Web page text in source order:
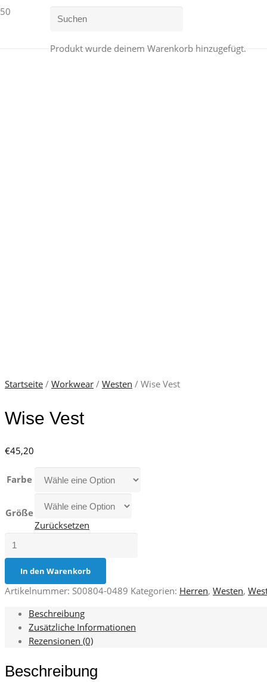
Produkt wurde deinem Warenkorb hinzugefügt.
Startseite / Workwear / Westen / Wise Vest
Wise Vest
€45,20
Farbe
Größe
Zurücksetzen
Wise
MengeIn den Warenkorb
Artikelnummer: S00804-0489 Kategorien: Herren, Westen,
Beschreibung
Zusätzliche Informationen
Rezensionen (0)
Beschreibung